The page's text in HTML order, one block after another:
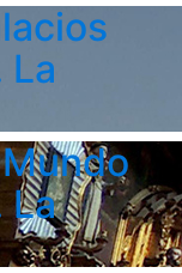
La
La